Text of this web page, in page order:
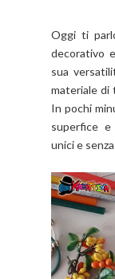
Oggi ti
decorativo
sua
materiale di
In pochi
superfice
unici e